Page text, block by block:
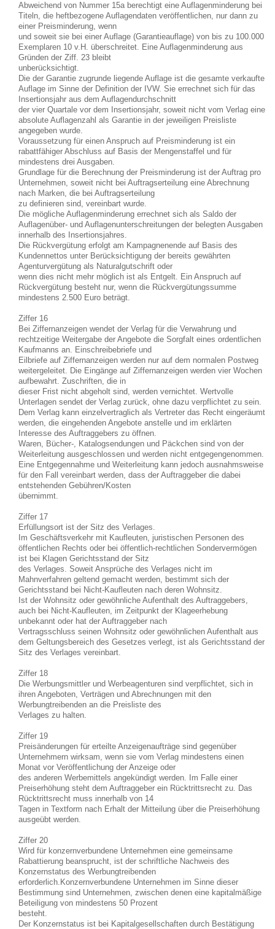
Abweichend von Nummer 15a berechtigt eine Auflagenminderung bei
Titeln, die heftbezogene Auflagendaten veröffentlichen, nur dann zu
einer Preisminderung, wenn
und soweit sie bei einer Auflage (Garantieauflage) von bis zu 100.000
Exemplaren 10 v.H. überschreitet. Eine Auflagenminderung aus
Gründen der Ziff. 23 bleibt
unberücksichtigt.
Die der Garantie zugrunde liegende Auflage ist die gesamte verkaufte
Auflage im Sinne der Definition der IVW. Sie errechnet sich für das
Insertionsjahr aus dem Auflagendurchschnitt
der vier Quartale vor dem Insertionsjahr, soweit nicht vom Verlag eine
absolute Auflagenzahl als Garantie in der jeweiligen Preisliste
angegeben wurde.
Voraussetzung für einen Anspruch auf Preisminderung ist ein
rabattfähiger Abschluss auf Basis der Mengenstaffel und für
mindestens drei Ausgaben.
Grundlage für die Berechnung der Preisminderung ist der Auftrag pro
Unternehmen, soweit nicht bei Auftragserteilung eine Abrechnung
nach Marken, die bei Auftragserteilung
zu definieren sind, vereinbart wurde.
Die mögliche Auflagenminderung errechnet sich als Saldo der
Auflagenüber- und Auflagenunterschreitungen der belegten Ausgaben
innerhalb des Insertionsjahres.
Die Rückvergütung erfolgt am Kampagnenende auf Basis des
Kundennettos unter Berücksichtigung der bereits gewährten
Agenturvergütung als Naturalgutschrift oder
wenn dies nicht mehr möglich ist als Entgelt. Ein Anspruch auf
Rückvergütung besteht nur, wenn die Rückvergütungssumme
mindestens 2.500 Euro beträgt.
Ziffer 16
Bei Ziffernanzeigen wendet der Verlag für die Verwahrung und
rechtzeitige Weitergabe der Angebote die Sorgfalt eines ordentlichen
Kaufmanns an. Einschreibebriefe und
Eilbriefe auf Ziffernanzeigen werden nur auf dem normalen Postweg
weitergeleitet. Die Eingänge auf Ziffernanzeigen werden vier Wochen
aufbewahrt. Zuschriften, die in
dieser Frist nicht abgeholt sind, werden vernichtet. Wertvolle
Unterlagen sendet der Verlag zurück, ohne dazu verpflichtet zu sein.
Dem Verlag kann einzelvertraglich als Vertreter das Recht eingeräumt
werden, die eingehenden Angebote anstelle und im erklärten
Interesse des Auftraggebers zu öffnen.
Waren, Bücher-, Katalogsendungen und Päckchen sind von der
Weiterleitung ausgeschlossen und werden nicht entgegengenommen.
Eine Entgegennahme und Weiterleitung kann jedoch ausnahmsweise
für den Fall vereinbart werden, dass der Auftraggeber die dabei
entstehenden Gebühren/Kosten
übernimmt.
Ziffer 17
Erfüllungsort ist der Sitz des Verlages.
Im Geschäftsverkehr mit Kaufleuten, juristischen Personen des
öffentlichen Rechts oder bei öffentlich-rechtlichen Sondervermögen
ist bei Klagen Gerichtsstand der Sitz
des Verlages. Soweit Ansprüche des Verlages nicht im
Mahnverfahren geltend gemacht werden, bestimmt sich der
Gerichtsstand bei Nicht-Kaufleuten nach deren Wohnsitz.
Ist der Wohnsitz oder gewöhnliche Aufenthalt des Auftraggebers,
auch bei Nicht-Kaufleuten, im Zeitpunkt der Klageerhebung
unbekannt oder hat der Auftraggeber nach
Vertragsschluss seinen Wohnsitz oder gewöhnlichen Aufenthalt aus
dem Geltungsbereich des Gesetzes verlegt, ist als Gerichtsstand der
Sitz des Verlages vereinbart.
Ziffer 18
Die Werbungsmittler und Werbeagenturen sind verpflichtet, sich in
ihren Angeboten, Verträgen und Abrechnungen mit den
Werbungtreibenden an die Preisliste des
Verlages zu halten.
Ziffer 19
Preisänderungen für erteilte Anzeigenaufträge sind gegenüber
Unternehmern wirksam, wenn sie vom Verlag mindestens einen
Monat vor Veröffentlichung der Anzeige oder
des anderen Werbemittels angekündigt werden. Im Falle einer
Preiserhöhung steht dem Auftraggeber ein Rücktrittsrecht zu. Das
Rücktrittsrecht muss innerhalb von 14
Tagen in Textform nach Erhalt der Mitteilung über die Preiserhöhung
ausgeübt werden.
Ziffer 20
Wird für konzernverbundene Unternehmen eine gemeinsame
Rabattierung beansprucht, ist der schriftliche Nachweis des
Konzernstatus des Werbungtreibenden
erforderlich.Konzernverbundene Unternehmen im Sinne dieser
Bestimmung sind Unternehmen, zwischen denen eine kapitalmäßige
Beteiligung von mindestens 50 Prozent
besteht.
Der Konzernstatus ist bei Kapitalgesellschaften durch Bestätigung